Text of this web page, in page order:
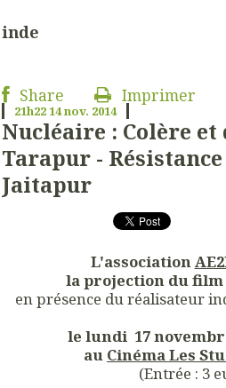
inde
Share Imprimer
21h2214nov. 2014
Nucléaire : Colère et
Tarapur -
Jaitapur
L'association
la projection du
en présence du réalisateur
le lundi 17
au Cinéma Les
(Entrée : 3